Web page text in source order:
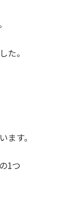
た。
ます。
1つ